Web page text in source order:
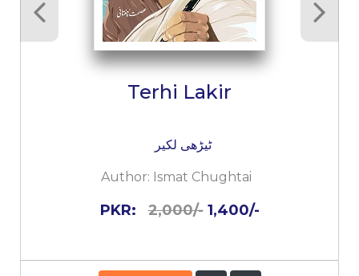
Terhi Lakir
ٹیڑھی لکیر
Author: Ismat Chughtai
PKR:2,000/- 1,400/-